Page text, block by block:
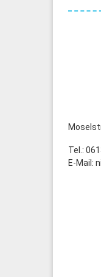
Tel.:
E-Mail: